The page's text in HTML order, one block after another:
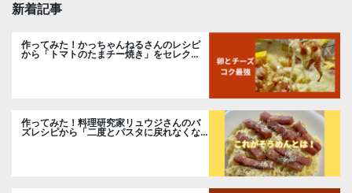
新着記事
作ってみた！かっちゃんねるさんのレシピ
から「トマトのたまチー焼き」をセレク
作ってみた！料理研究家リュウジさんのバ
ズレシピから「二度とパスタに戻れなくな